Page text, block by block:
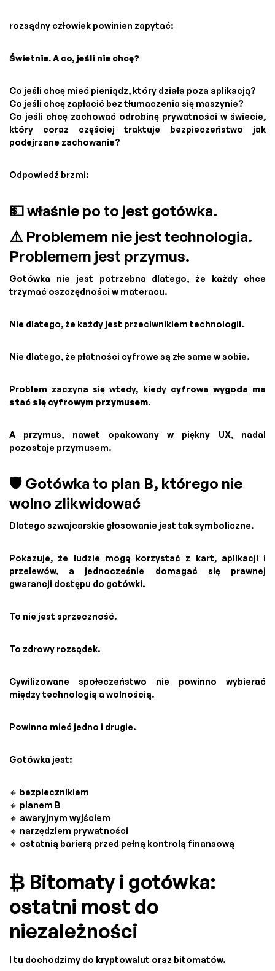
rozsądny człowiek powinien zapytać:
Świetnie. A co, jeśli nie chcę?
Co jeśli chcę mieć pieniądz, który działa poza aplikacją?
Co jeśli chcę zapłacić bez tłumaczenia się maszynie?
Co jeśli chcę zachować odrobinę prywatności w świecie,
który coraz częściej traktuje bezpieczeństwo jak
podejrzane zachowanie?
Odpowiedź brzmi:
💵 właśnie po to jest gotówka.
⚠️ Problemem nie jest technologia.
Problemem jest przymus.
Gotówka nie jest potrzebna dlatego, że każdy chce
trzymać oszczędności w materacu.
Nie dlatego, że każdy jest przeciwnikiem technologii.
Nie dlatego, że płatności cyfrowe są złe same w sobie.
Problem zaczyna się wtedy, kiedy cyfrowa wygoda ma
stać się cyfrowym przymusem.
A przymus, nawet opakowany w piękny UX, nadal
pozostaje przymusem.
🛡️ Gotówka to plan B, którego nie
wolno zlikwidować
Dlatego szwajcarskie głosowanie jest tak symboliczne.
Pokazuje, że ludzie mogą korzystać z kart, aplikacji i
przelewów, a jednocześnie domagać się prawnej
gwarancji dostępu do gotówki.
To nie jest sprzeczność.
To zdrowy rozsądek.
Cywilizowane społeczeństwo nie powinno wybierać
między technologią a wolnością.
Powinno mieć jedno i drugie.
Gotówka jest:
🔸 bezpiecznikiem
🔸 planem B
🔸 awaryjnym wyjściem
🔸 narzędziem prywatności
🔸 ostatnią barierą przed pełną kontrolą finansową
₿ Bitomaty i gotówka:
ostatni most do
niezależności
I tu dochodzimy do kryptowalut oraz bitomatów.